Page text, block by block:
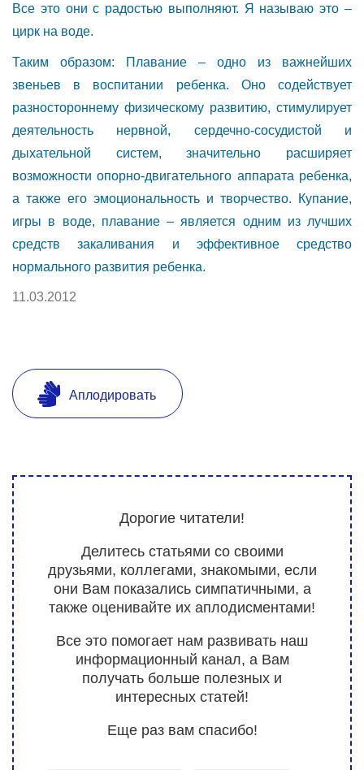
Все это они с радостью выполняют. Я называю это –
цирк на воде.
Таким образом: Плавание – одно из важнейших
звеньев в воспитании ребенка. Оно содействует
разностороннему физическому развитию, стимулирует
деятельность нервной, сердечно-сосудистой и
дыхательной систем, значительно расширяет
возможности опорно-двигательного аппарата ребенка,
а также его эмоциональность и творчество. Купание,
игры в воде, плавание – является одним из лучших
средств закаливания и эффективное средство
нормального развития ребенка.
11.03.2012
Аплодировать
Дорогие читатели!
Делитесь статьями со своими
друзьями, коллегами, знакомыми, если
они Вам показались симпатичными, а
также оценивайте их аплодисментами!
Все это помогает нам развивать наш
информационный канал, а Вам
получать больше полезных и
интересных статей!
Еще раз вам спасибо!